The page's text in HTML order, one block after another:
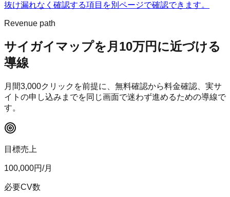
抜け漏れなく確認する項目を別ページで確認できます。
Revenue path
サイガイマップを月10万円に近づける
導線
月間3,000クリックを前提に、無料確認から料金確認、実サ
イトの申し込みまでを同じ画面で迷わず進めるための導線で
す。
目標売上
100,000円/月
必要CV数